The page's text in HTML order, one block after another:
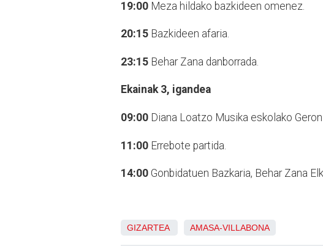
19:00 Meza hildako bazkideen omenez.
20:15 Bazkideen afaria.
23:15 Behar Zana danborrada.
Ekainak 3, igandea
09:00 Diana Loatzo Musika eskolako
11:00 Errebote partida.
14:00 Gonbidatuen Bazkaria, Behar Zana
GIZARTEA AMASA-VILLABONA